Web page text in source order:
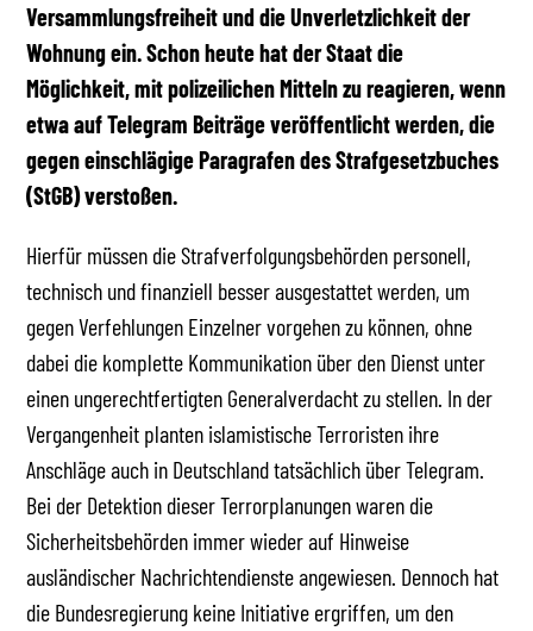
Versammlungsfreiheit und die Unverletzlichkeit der
Wohnung ein. Schon heute hat der Staat die
Möglichkeit, mit polizeilichen Mitteln zu reagieren, wenn
etwa auf Telegram Beiträge veröffentlicht werden, die
gegen einschlägige Paragrafen des Strafgesetzbuches
(StGB) verstoßen.
Hierfür müssen die Strafverfolgungsbehörden personell,
technisch und finanziell besser ausgestattet werden, um
gegen Verfehlungen Einzelner vorgehen zu können, ohne
dabei die komplette Kommunikation über den Dienst unter
einen ungerechtfertigten Generalverdacht zu stellen. In der
Vergangenheit planten islamistische Terroristen ihre
Anschläge auch in Deutschland tatsächlich über Telegram.
Bei der Detektion dieser Terrorplanungen waren die
Sicherheitsbehörden immer wieder auf Hinweise
ausländischer Nachrichtendienste angewiesen. Dennoch hat
die Bundesregierung keine Initiative ergriffen, um den